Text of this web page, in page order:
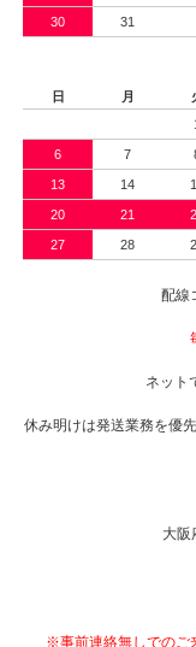
30 31
日
月
6 7
13 14
20 21
27 28
配線
ネット
休み明けは発送業務を優
大阪
※事前連絡無しでのご